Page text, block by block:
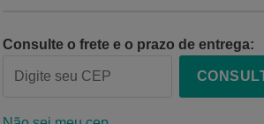
Consulte o frete e o prazo de entrega: